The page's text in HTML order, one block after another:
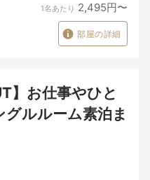
1名あたり 2,495円〜
部屋の詳細
】お仕事やひと
ルルーム素泊ま